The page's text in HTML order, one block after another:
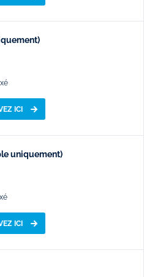
ICI
uniquement)
ICI